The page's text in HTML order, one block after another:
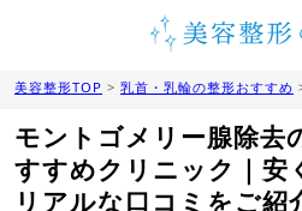
美容整形TOP > 乳首・乳輪の整形おすすめ
モントゴメリー腺除去
すすめクリニック｜安
リアルな口コミをご紹